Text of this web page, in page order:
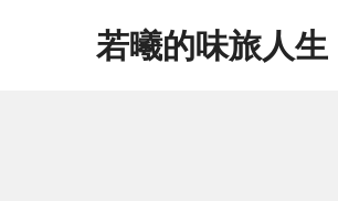
若曦的味旅人生